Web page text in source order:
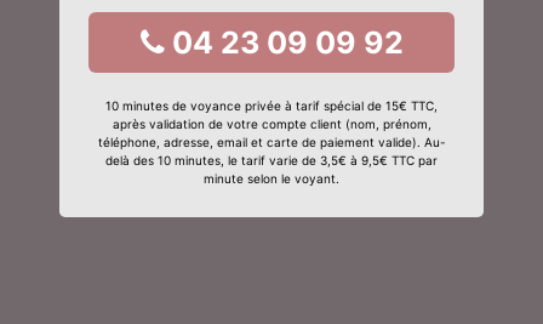
04 23 09 09 92
10 minutes de voyance privée à tarif spécial de 15€ TTC,
après validation de votre compte client (nom, prénom,
téléphone, adresse, email et carte de paiement valide). Au-
delà des 10 minutes, le tarif varie de 3,5€ à 9,5€ TTC par
minute selon le voyant.